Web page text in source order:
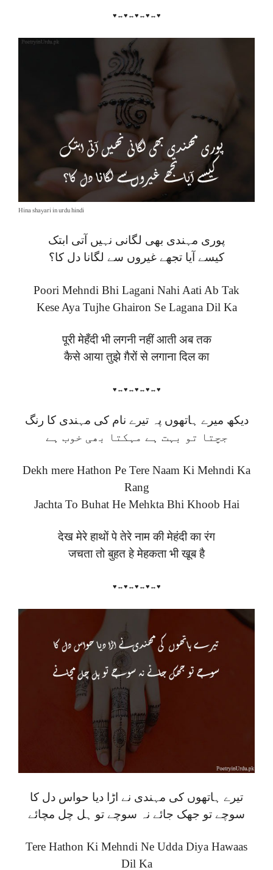
♥↔♥↔♥↔♥↔♥
Hina shayari in urdu hindi
پوری مہندی بھی لگانی نہیں آتی ابتک
کیسے آیا تجھے غیروں سے لگانا دل کا؟
Poori Mehndi Bhi Lagani Nahi Aati Ab Tak
Kese Aya Tujhe Ghairon Se Lagana Dil Ka
पूरी मेहँदी भी लगनी नहीं आती अब तक
कैसे आया तुझे ग़ैरों से लगाना दिल का
♥↔♥↔♥↔♥↔♥
دیکھ میرے ہاتھوں پہ تیرے نام کی مہندی کا رنگ
جچتا تو بہت ہے مہکتا بھی خوب ہے
Dekh mere Hathon Pe Tere Naam Ki Mehndi Ka
Rang
Jachta To Buhat He Mehkta Bhi Khoob Hai
देख मेरे हाथों पे तेरे नाम की मेहंदी का रंग
जचता तो बुहत हे मेहकता भी खूब है
♥↔♥↔♥↔♥↔♥
تیرے ہاتھوں کی مہندی نے اڑا دیا حواس دل کا
سوچے تو جھک جائے نہ سوچے تو ہل چل مچائے
Tere Hathon Ki Mehndi Ne Udda Diya Hawaas
Dil Ka